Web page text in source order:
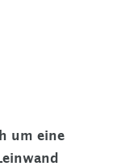
um eine